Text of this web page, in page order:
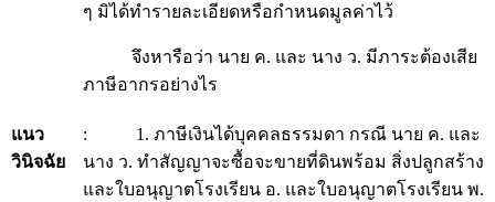
ๆ มิได้ทำรายละเอียดหรือกำหนดมูลค่าไว้
จึงหารือว่า นาย ค. และ นาง ว. มีภาระต้องเสีย
ภาษีอากรอย่างไร
แนว
วินิจฉัย
: 1. ภาษีเงินได้บุคคลธรรมดา กรณี นาย ค. และ
นาง ว. ทำสัญญาจะซื้อจะขายที่ดินพร้อม สิ่งปลูกสร้าง
และใบอนุญาตโรงเรียน อ. และใบอนุญาตโรงเรียน พ.